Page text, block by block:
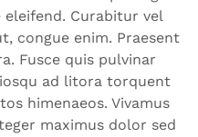
eleifend. Curabitur vel
congue enim. Praesent
Fusce quis pulvinar
ad litora torquent
himenaeos. Vivamus
maximus dolor sed